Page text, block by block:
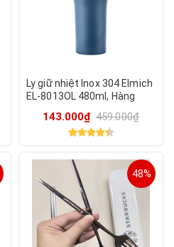
Ly giữ nhiệt Inox 304 Elmich
EL-8013OL 480ml, Hàng
143.000₫ 459.000₫
48%